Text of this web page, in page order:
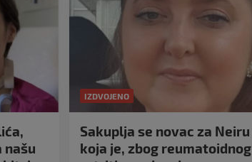
našu
IZDVOJENO
Sakuplja se novac za Neiru
koja je, zbog reumatoidnog